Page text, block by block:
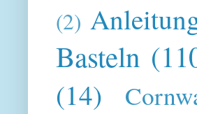
(2)
Basteln
(14)